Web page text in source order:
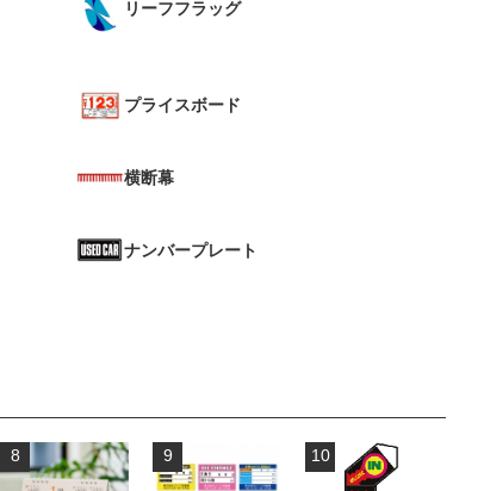
リーフフラッグ
プライスボード
横断幕
ナンバープレート
8 9 10